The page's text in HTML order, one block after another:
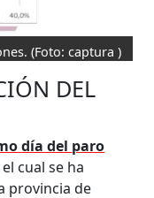
(Foto: captura )
DEL
día del paro
cual se ha
provincia de